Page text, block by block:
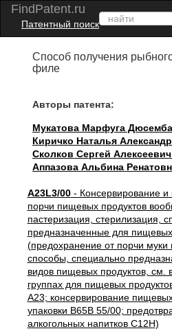
FindPatent.ru
Патентный поиск
Способ получения
филе
Авторы патента:
Мукатова Марфуга
Киричко Наталья
Сколков Сергей Алексеевич
Аппазова Альбина
A23L3/00- Консервирование и
порчи пищевых продуктов
пастеризация, стерилизация,
предназначенные для пищевых
(предохранение от порчи муки
способы, специально
видов пищевых продуктов, см.
группах для пищевых
A23; консервирование
упаковки B65B 55/00;
алкогольных напитков C12H)